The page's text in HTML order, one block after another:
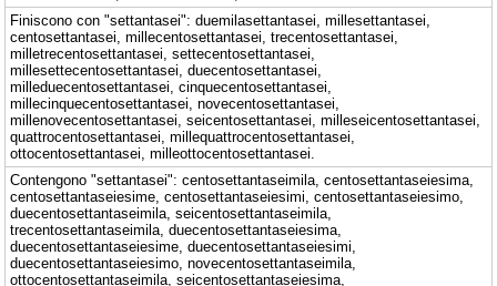
Finiscono con "settantasei": duemilasettantasei, millesettantasei,
centosettantasei, millecentosettantasei, trecentosettantasei,
milletrecentosettantasei, settecentosettantasei,
millesettecentosettantasei, duecentosettantasei,
milleduecentosettantasei, cinquecentosettantasei,
millecinquecentosettantasei, novecentosettantasei,
millenovecentosettantasei, seicentosettantasei, milleseicentosettantasei,
quattrocentosettantasei, millequattrocentosettantasei,
ottocentosettantasei, milleottocentosettantasei.
Contengono "settantasei": centosettantaseimila, centosettantaseiesima,
centosettantaseiesime, centosettantaseiesimi, centosettantaseiesimo,
duecentosettantaseimila, seicentosettantaseimila,
trecentosettantaseimila, duecentosettantaseiesima,
duecentosettantaseiesime, duecentosettantaseiesimi,
duecentosettantaseiesimo, novecentosettantaseimila,
ottocentosettantaseimila, seicentosettantaseiesima,